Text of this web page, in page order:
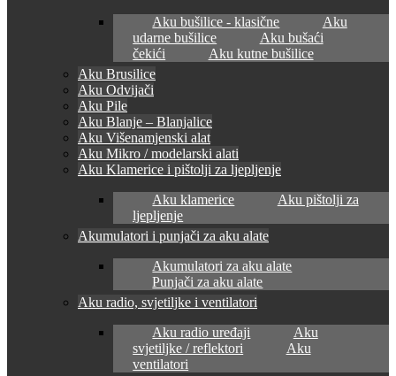
Aku bušilice - klasične
Aku
udarne bušilice
Aku bušaći
čekići
Aku kutne bušilice
Aku Brusilice
Aku Odvijači
Aku Pile
Aku Blanje – Blanjalice
Aku Višenamjenski alat
Aku Mikro / modelarski alati
Aku Klamerice i pištolji za ljepljenje
Aku klamerice
Aku pištolji za
ljepljenje
Akumulatori i punjači za aku alate
Akumulatori za aku alate
Punjači za aku alate
Aku radio, svjetiljke i ventilatori
Aku radio uređaji
Aku
svjetiljke / reflektori
Aku
ventilatori